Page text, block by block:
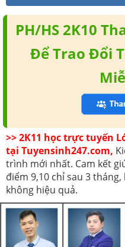
PH/HS 2K10
Để Trao Đổi
>> 2K11 học trực tuyến
tại Tuyensinh247.com,
trình mới nhất. Cam kết
điểm 9,10 chỉ sau 3
không hiệu quả.